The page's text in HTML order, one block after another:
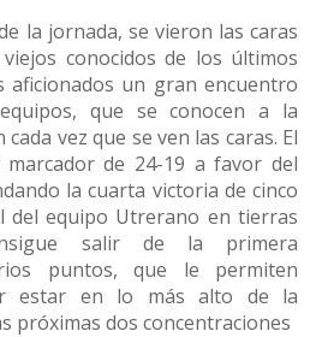
la jornada, se vieron las caras
conocidos de los últimos
aficionados un gran encuentro
que se conocen a la
vez que se ven las caras. El
de 24-19 a favor del
la cuarta victoria de cinco
del equipo Utrerano en tierras
salir de la primera
puntos, que le permiten
estar en lo más alto de la
próximas dos concentraciones